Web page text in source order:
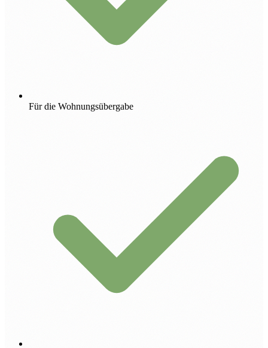
Für die Wohnungsübergabe